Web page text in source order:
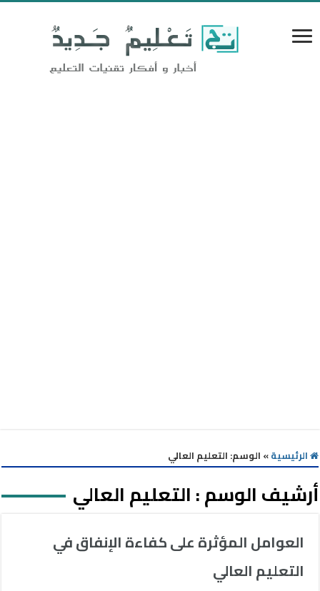
الرئيسية» الوسم: التعليم العالي
أرشيف الوسم :التعليم العالي
العوامل المؤثرة على كفاءة الإنفاق في
التعليم العالي